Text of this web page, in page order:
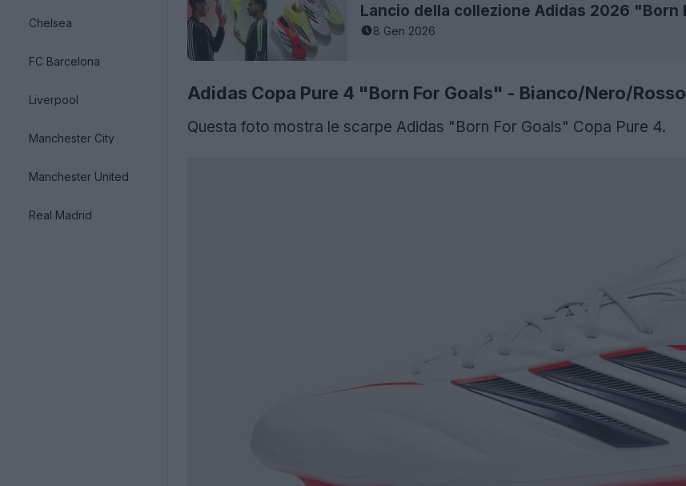
Chelsea
FC Barcelona
Liverpool
Manchester City
Manchester United
Real Madrid
8 Gen 2026
Adidas Copa Pure 4 "Born For Goals" - Bianco/Nero/Rosso
Questa foto mostra le scarpe Adidas "Born For Goals" Copa Pure 4.